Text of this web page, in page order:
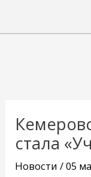
стала
Новости /05
записям